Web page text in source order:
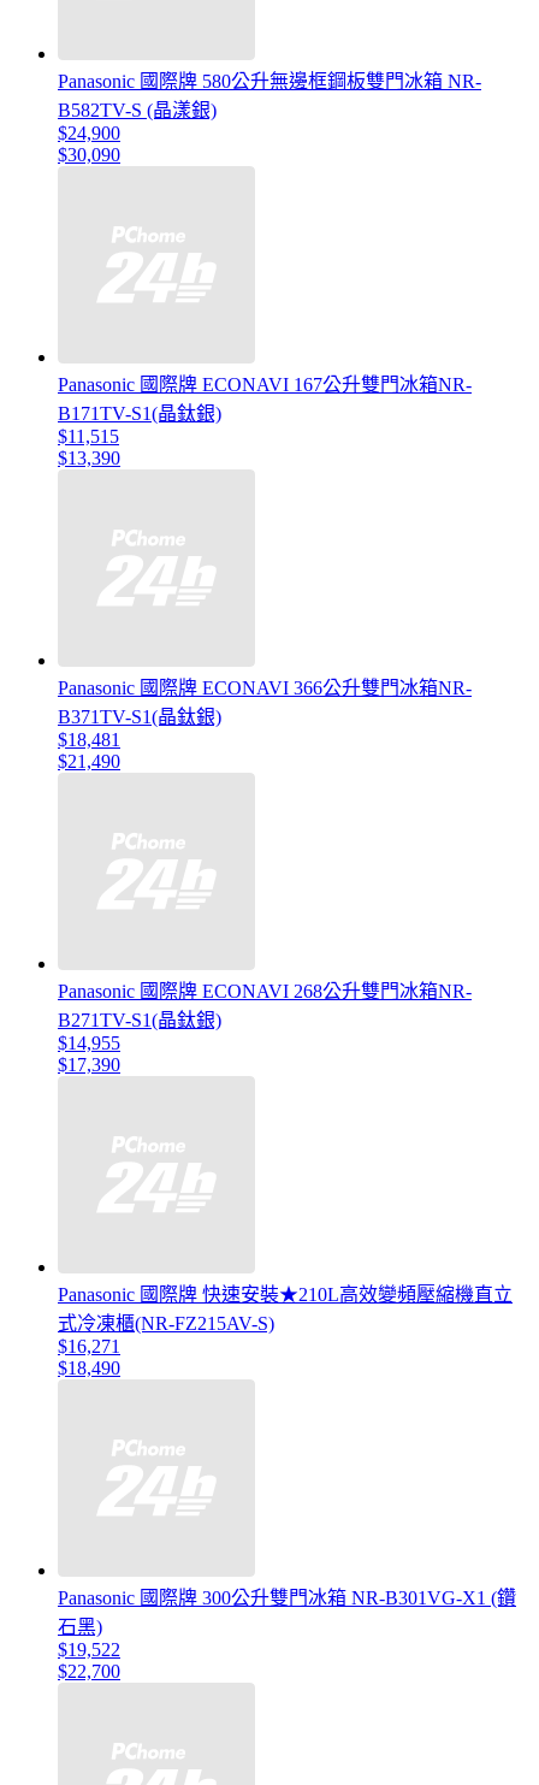
Panasonic 國際牌 580公升無邊框鋼板雙門冰箱 NR-
B582TV-S (晶漾銀)
$24,900
$30,090
Panasonic 國際牌 ECONAVI 167公升雙門冰箱NR-
B171TV-S1(晶鈦銀)
$11,515
$13,390
Panasonic 國際牌 ECONAVI 366公升雙門冰箱NR-
B371TV-S1(晶鈦銀)
$18,481
$21,490
Panasonic 國際牌 ECONAVI 268公升雙門冰箱NR-
B271TV-S1(晶鈦銀)
$14,955
$17,390
Panasonic 國際牌 快速安裝★210L高效變頻壓縮機直立
式冷凍櫃(NR-FZ215AV-S)
$16,271
$18,490
Panasonic 國際牌 300公升雙門冰箱 NR-B301VG-X1 (鑽
石黑)
$19,522
$22,700